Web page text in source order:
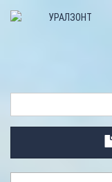
ТОВАРА
ПАЛАТОК